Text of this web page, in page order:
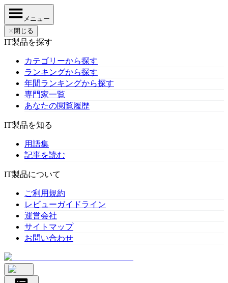
メニュー
✕ 閉じる
IT製品を探す
カテゴリーから探す
ランキングから探す
年間ランキングから探す
専門家一覧
あなたの閲覧履歴
IT製品を知る
用語集
記事を読む
IT製品について
ご利用規約
レビューガイドライン
運営会社
サイトマップ
お問い合わせ